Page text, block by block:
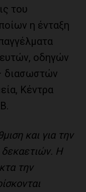
του
η ένταξη
οδηγών
διασωστών
Κέντρα
και για την
δεκαετιών. Η
την